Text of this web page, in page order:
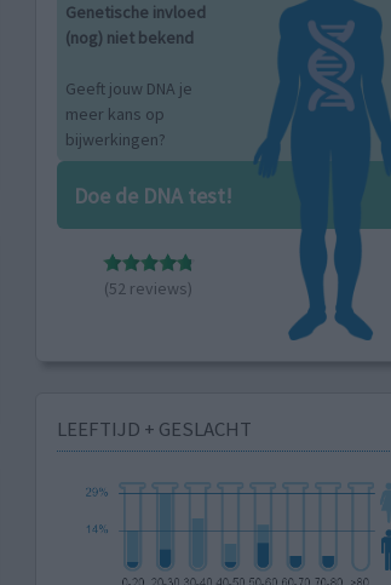
Genetische invloed
(nog) niet bekend
Geeft jouw DNA je
meer kans op
bijwerkingen?
Doe de DNA test!
(52 reviews)
LEEFTIJD + GESLACHT